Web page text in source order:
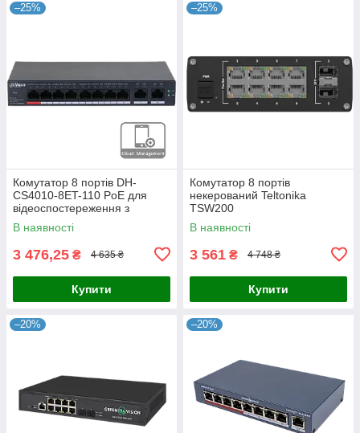
–25%
Комутатор 8 портів DH-
CS4010-8ET-110 PoE для
відеоспостереження з
підтримкою IEEE802.3bt,
бюджетом 110 Вт, 2x uplink
В наявності
3 476,25 ₴ 4 635 ₴
Купити
–25%
Комутатор 8 портів
некерований Teltonika
TSW200
В наявності
3 561 ₴ 4 748 ₴
Купити
–20% –20%